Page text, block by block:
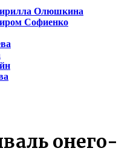
Олюшкина
Софиенко
онего-